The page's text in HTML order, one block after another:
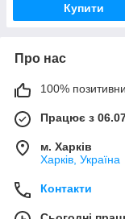
Купити
Про нас
100%
Працює з
м. Харків
Харків, Україна
Контакти